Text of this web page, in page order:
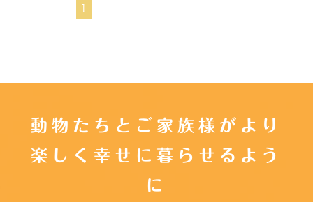
1
動物たちとご家族様がより
楽しく幸せに暮らせるよう
に